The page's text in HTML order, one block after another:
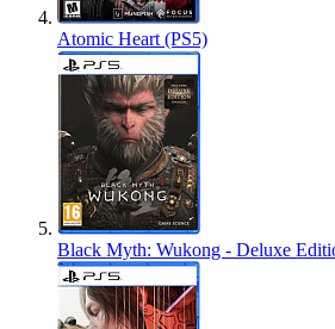
Atomic Heart (PS5)
Black Myth: Wukong - Deluxe